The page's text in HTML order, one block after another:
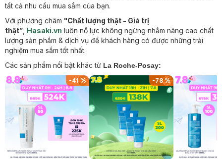
tất cả nhu cầu mua sắm của bạn.
Với phương châm "Chất lượng thật - Giá trị
thật”, Hasaki.vn luôn nỗ lực không ngừng nhằm nâng cao chất
lượng sản phẩm & dịch vụ để khách hàng có được những trải
nghiệm mua sắm tốt nhất.
Các sản phẩm nổi bật khác từ La Roche-Posay:
-41% -78%